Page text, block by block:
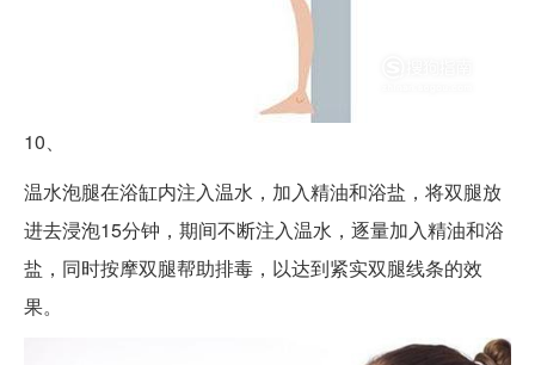
10、
温水泡腿在浴缸内注入温水，加入精油和浴盐，将双腿放
进去浸泡15分钟，期间不断注入温水，逐量加入精油和浴
盐，同时按摩双腿帮助排毒，以达到紧实双腿线条的效
果。